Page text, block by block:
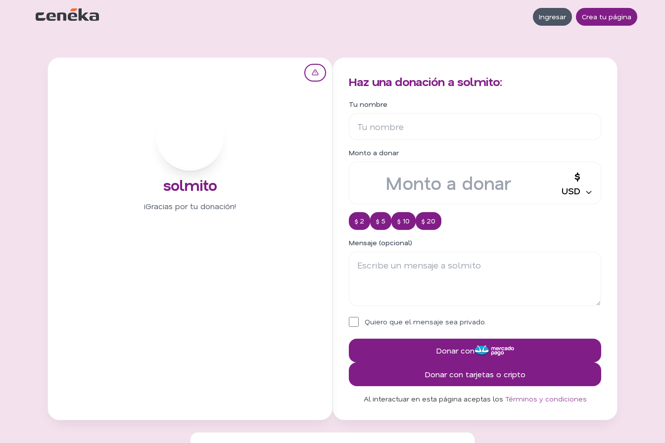
Ingresar Crea tu página
solmito
¡Gracias por tu donación!
Haz una donación a solmito:
Tu nombre
Monto a donar
$
USD
$ 2 $ 5 $ 10 $ 20
Mensaje (opcional)
Quiero que el mensaje sea privado.
Donar con
Donar con tarjetas o cripto
Al interactuar en esta página aceptas los Términos y condiciones